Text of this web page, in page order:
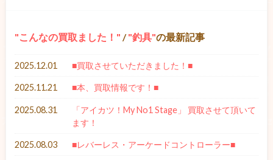
こんなの買取ました！ / 釣具 の最新記事
2025.12.01 ■買取させていただきました！■
2025.11.21 ■本、買取情報です！■
2025.08.31
「アイカツ！My No1 Stage」 買取させて頂いて
ます！
2025.08.03 ■レバーレス・アーケードコントローラー■